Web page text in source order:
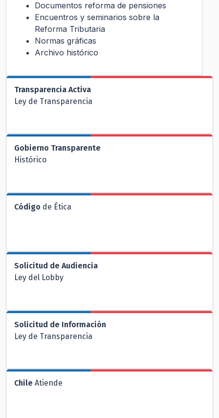
Documentos reforma de pensiones
Encuentros y seminarios sobre la
Reforma Tributaria
Normas gráficas
Archivo histórico
Transparencia Activa
Ley de Transparencia
Gobierno Transparente
Histórico
Código de Ética
Solicitud de Audiencia
Ley del Lobby
Solicitud de Información
Ley de Transparencia
Chile Atiende